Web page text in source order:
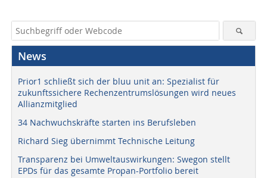
News
Prior1 schließt sich der bluu unit an: Spezialist für
zukunftssichere Rechenzentrumslösungen wird neues
Allianzmitglied
34 Nachwuchskräfte starten ins Berufsleben
Richard Sieg übernimmt Technische Leitung
Transparenz bei Umweltauswirkungen: Swegon stellt
EPDs für das gesamte Propan-Portfolio bereit